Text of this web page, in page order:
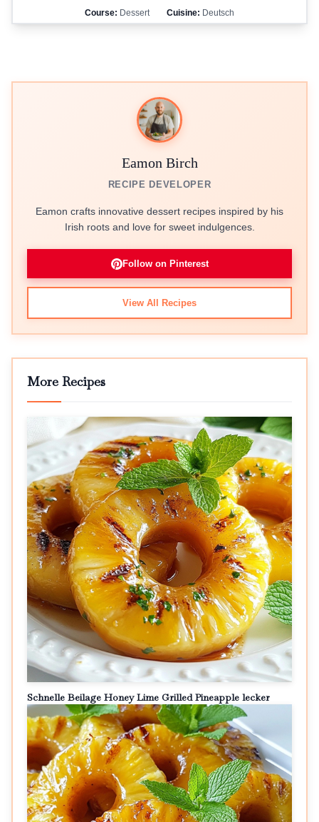
Course: Dessert Cuisine: Deutsch
Eamon Birch
RECIPE DEVELOPER
Eamon crafts innovative dessert recipes inspired by his
Irish roots and love for sweet indulgences.
Follow on Pinterest
View All Recipes
More Recipes
Schnelle Beilage Honey Lime Grilled Pineapple lecker